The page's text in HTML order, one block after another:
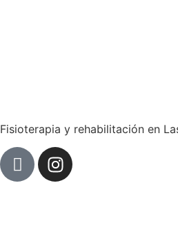
Fisioterapia y rehabilitación en